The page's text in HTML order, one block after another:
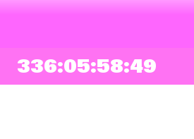
336:05:58:48